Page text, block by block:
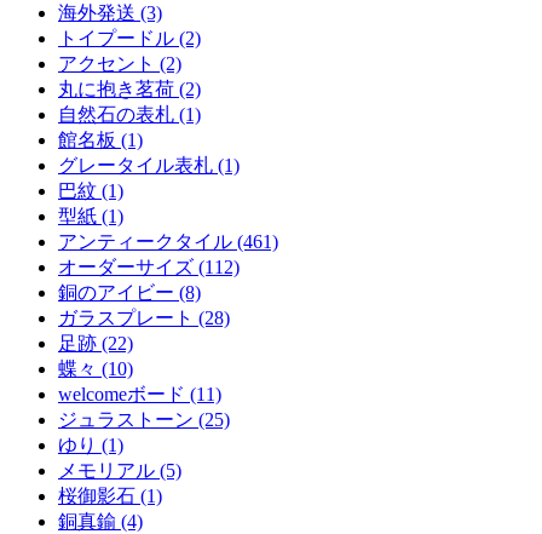
海外発送 (3)
トイプードル (2)
アクセント (2)
丸に抱き茗荷 (2)
自然石の表札 (1)
館名板 (1)
グレータイル表札 (1)
巴紋 (1)
型紙 (1)
アンティークタイル (461)
オーダーサイズ (112)
銅のアイビー (8)
ガラスプレート (28)
足跡 (22)
蝶々 (10)
welcomeボード (11)
ジュラストーン (25)
ゆり (1)
メモリアル (5)
桜御影石 (1)
銅真鍮 (4)